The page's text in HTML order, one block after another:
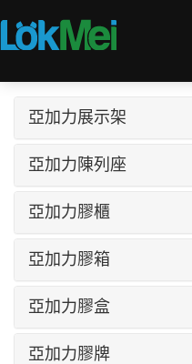
亞加力展示架
亞加力陳列座
亞加力膠櫃
亞加力膠箱
亞加力膠盒
亞加力膠牌